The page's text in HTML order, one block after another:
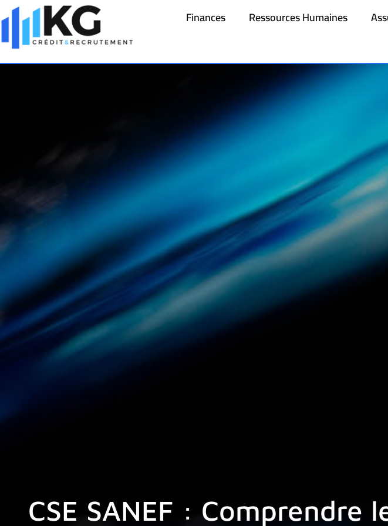
Finances Ressources Humaines
CSE SANEF : Comprendre